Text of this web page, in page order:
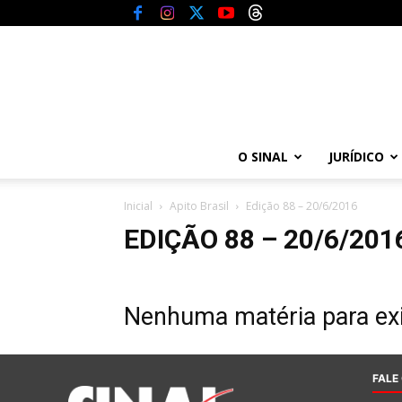
O SINAL JURÍDICO
Inicial Apito Brasil Edição 88 – 20/6/2016
EDIÇÃO 88 – 20/6/
Nenhuma matéria para
FALE